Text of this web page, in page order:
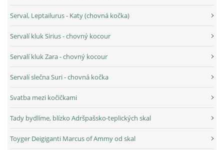
Serval, Leptailurus - Katy (chovná kočka)
Servalí kluk Sirius - chovný kocour
Servalí kluk Zara - chovný kocour
Servalí slečna Suri - chovná kočka
Svatba mezi kočičkami
Tady bydlíme, blízko Adršpašsko-teplických skal
Toyger Deigiganti Marcus of Ammy od skal